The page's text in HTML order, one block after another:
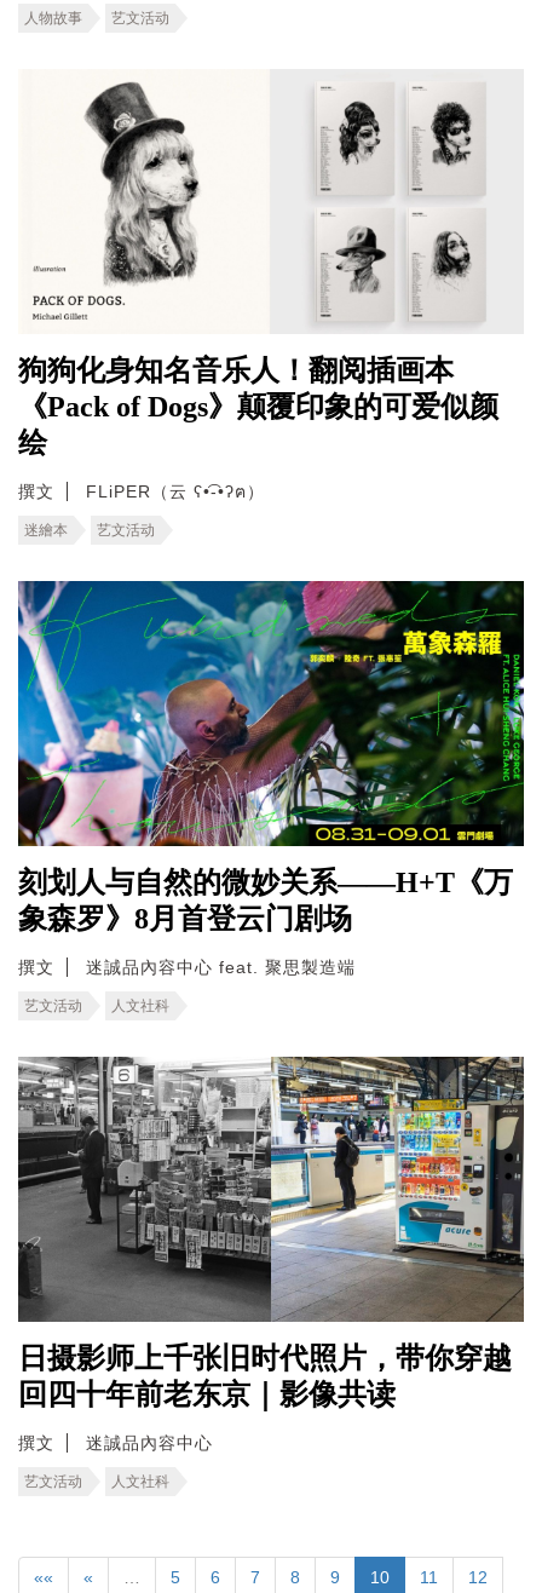
人物故事 艺文活动
狗狗化身知名音乐人！翻阅插画本
《Pack of Dogs》颠覆印象的可爱似颜
绘
撰文 FLiPER（云 ʕ•͡-•ʔฅ）
迷繪本 艺文活动
刻划人与自然的微妙关系——H+T《万
象森罗》8月首登云门剧场
撰文 迷誠品內容中心 feat. 聚思製造端
艺文活动 人文社科
日摄影师上千张旧时代照片，带你穿越
回四十年前老东京｜影像共读
撰文 迷誠品內容中心
艺文活动 人文社科
«« « 5 6 7 8 9 10 11 12